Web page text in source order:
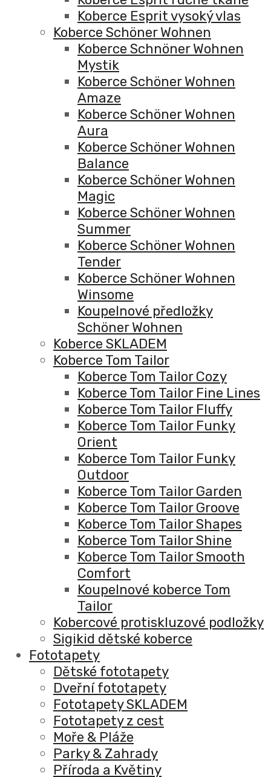
Koberce Esprit vysoký vlas
Koberce Schöner Wohnen
Koberce Schnöner Wohnen
Mystik
Koberce Schöner Wohnen
Amaze
Koberce Schöner Wohnen
Aura
Koberce Schöner Wohnen
Balance
Koberce Schöner Wohnen
Magic
Koberce Schöner Wohnen
Summer
Koberce Schöner Wohnen
Tender
Koberce Schöner Wohnen
Winsome
Koupelnové předložky
Schöner Wohnen
Koberce SKLADEM
Koberce Tom Tailor
Koberce Tom Tailor Cozy
Koberce Tom Tailor Fine Lines
Koberce Tom Tailor Fluffy
Koberce Tom Tailor Funky
Orient
Koberce Tom Tailor Funky
Outdoor
Koberce Tom Tailor Garden
Koberce Tom Tailor Groove
Koberce Tom Tailor Shapes
Koberce Tom Tailor Shine
Koberce Tom Tailor Smooth
Comfort
Koupelnové koberce Tom
Tailor
Kobercové protiskluzové podložky
Sigikid dětské koberce
Fototapety
Dětské fototapety
Dveřní fototapety
Fototapety SKLADEM
Fototapety z cest
Moře & Pláže
Parky & Zahrady
Příroda a Květiny